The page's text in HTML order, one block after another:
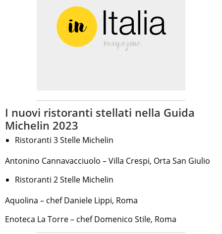
I nuovi ristoranti stellati nella Guida
Michelin 2023
Ristoranti 3 Stelle Michelin
Antonino Cannavacciuolo – Villa Crespi, Orta San Giulio
Ristoranti 2 Stelle Michelin
Aquolina – chef Daniele Lippi, Roma
Enoteca La Torre – chef Domenico Stile, Roma